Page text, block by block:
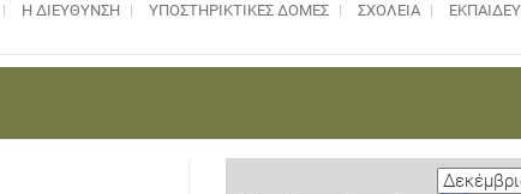
Η ΔΙΕΥΘΥΝΣΗ ΥΠΟΣΤΗΡΙΚΤΙΚΈΣ ΔΟΜΈΣ ΣΧΟΛΕΙΑ
M